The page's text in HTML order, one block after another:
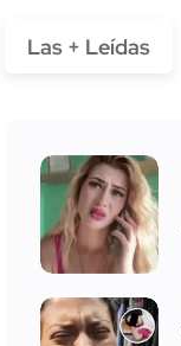
Las + Leídas